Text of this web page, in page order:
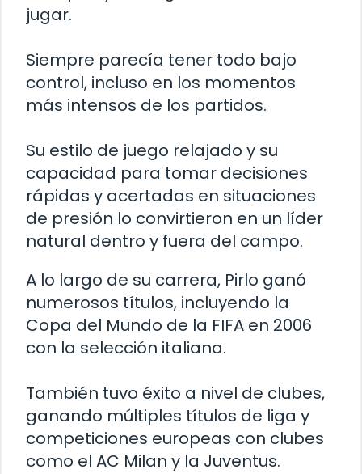
jugar.
Siempre parecía tener todo bajo
control, incluso en los momentos
más intensos de los partidos.
Su estilo de juego relajado y su
capacidad para tomar decisiones
rápidas y acertadas en situaciones
de presión lo convirtieron en un líder
natural dentro y fuera del campo.
A lo largo de su carrera, Pirlo ganó
numerosos títulos, incluyendo la
Copa del Mundo de la FIFA en 2006
con la selección italiana.
También tuvo éxito a nivel de clubes,
ganando múltiples títulos de liga y
competiciones europeas con clubes
como el AC Milan y la Juventus.